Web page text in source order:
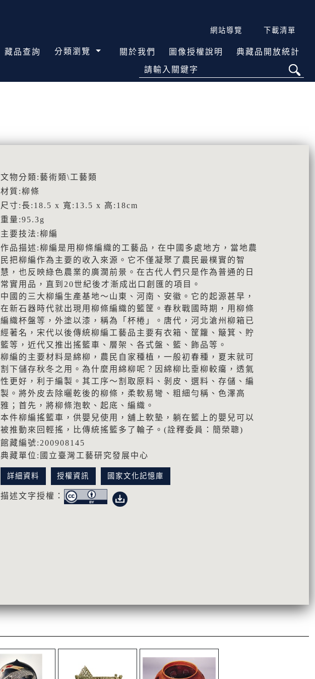
網站導覽 下載清單
藏品查詢 分類瀏覽 關於我們 圖像授權說明 典藏品開放統計
請輸入關鍵字
文物分類:藝術類\工藝類
材質:柳條
尺寸:長:18.5 x 寬:13.5 x 高:18cm
重量:95.3g
主要技法:柳編
作品描述:柳編是用柳條編織的工藝品，在中國多處地方，當地農
民把柳編作為主要的收入來源。它不僅凝聚了農民最樸實的智
慧，也反映綠色農業的廣濶前景。在古代人們只是作為普通的日
常實用品，直到20世紀後才漸成出口創匯的項目。
中國的三大柳編生產基地～山東、河南、安徽。它的起源甚早，
在新石器時代就出現用柳條編織的籃筐。春秋戰國時期，用柳條
編織杯盤等，外塗以漆，稱為「杯棬」。唐代，河北滄州柳箱已
經著名，宋代以後傳統柳編工藝品主要有衣箱、筐籮、簸箕、貯
籃等，近代又推出搖籃車、層架、各式盤、籃、飾品等。
柳編的主要材料是綿柳，農民自家種植，一般初春種，夏末就可
割下儲存秋冬之用。為什麼用綿柳呢？因綿柳比垂柳較癟，透氣
性更好，利于編製。其工序～割取原料、剝皮、選料、存儲、編
製。將外皮去除曬乾後的柳條，柔軟易彎、粗細勻稱、色澤高
雅；首先，將柳條泡軟、起底、編織。
本件柳編搖籃車，供嬰兒使用，舖上軟墊，躺在籃上的嬰兒可以
被推動來回輕搖，比傳統搖籃多了輪子。(詮釋委員：簡榮聰)
館藏編號:200908145
典藏單位:國立臺灣工藝研究發展中心
詳細資料 授權資訊 國家文化記憶庫
描述文字授權：